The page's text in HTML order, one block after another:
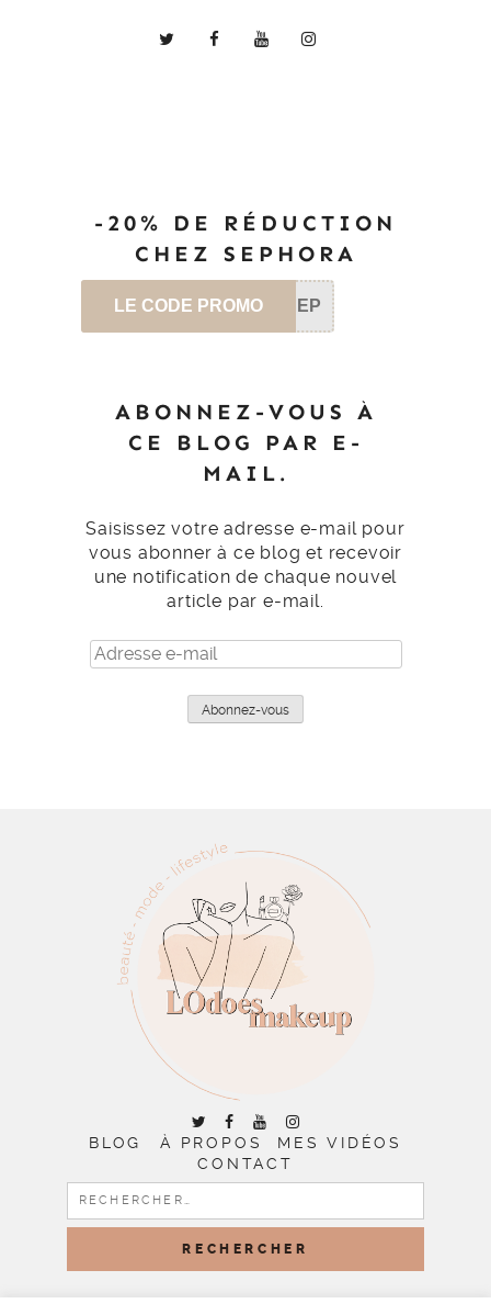
-20% DE RÉDUCTION
CHEZ SEPHORA
LE CODE PROMO SEP
ABONNEZ-VOUS À
CE BLOG PAR E-
MAIL.
Saisissez votre adresse e-mail pour
vous abonner à ce blog et recevoir
une notification de chaque nouvel
article par e-mail.
Adresse
e-
Abonnez-vous
BLOG À PROPOS
MES VIDÉOS
CONTACT
RECHERCHER :